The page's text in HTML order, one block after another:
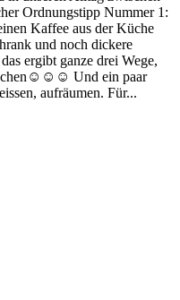
Ordnungstipp Nummer 1:
Kaffee aus der Küche
und noch dickere
ergibt ganze drei Wege,
Und ein paar
aufräumen. Für...